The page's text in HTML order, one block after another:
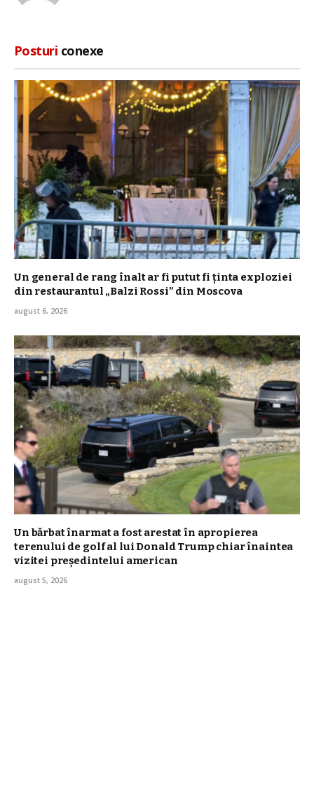
Posturi conexe
Un general de rang înalt ar fi putut fi ținta exploziei
din restaurantul „Balzi Rossi” din Moscova
august 6, 2026
Un bărbat înarmat a fost arestat în apropierea
terenului de golf al lui Donald Trump chiar înaintea
vizitei președintelui american
august 5, 2026